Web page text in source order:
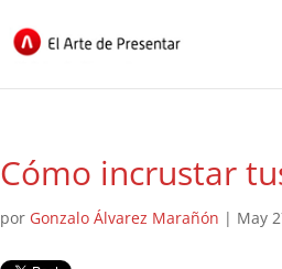
Cómo incrustar
por Gonzalo Álvarez Marañón | May